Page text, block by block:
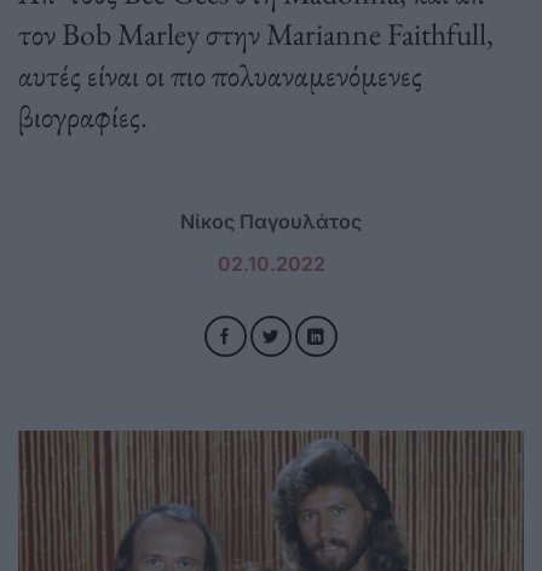
τον Bob Marley στην Marianne Faithfull,
αυτές είναι οι πιο πολυαναμενόμενες
βιογραφίες.
Νίκος Παγουλάτος
02.10.2022